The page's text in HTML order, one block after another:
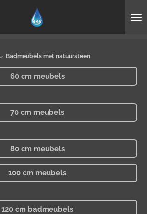
» Badmeubels met natuursteen
60 cm meubels
70 cm meubels
80 cm meubels
100 cm meubels
120 cm badmeubels